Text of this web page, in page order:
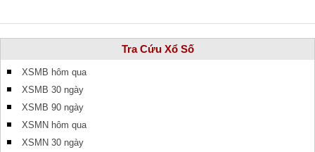
Tra Cứu Xổ Số
XSMB hôm qua
XSMB 30 ngày
XSMB 90 ngày
XSMN hôm qua
XSMN 30 ngày